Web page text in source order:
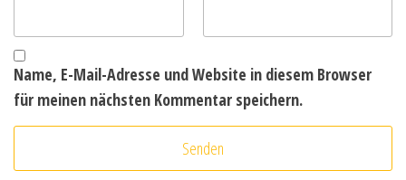
Name, E-Mail-Adresse und Website in diesem Browser
für meinen nächsten Kommentar speichern.